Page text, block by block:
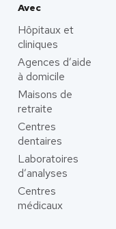
Avec
Hôpitaux et
cliniques
Agences d’aide
à domicile
Maisons de
retraite
Centres
dentaires
Laboratoires
d’analyses
Centres
médicaux